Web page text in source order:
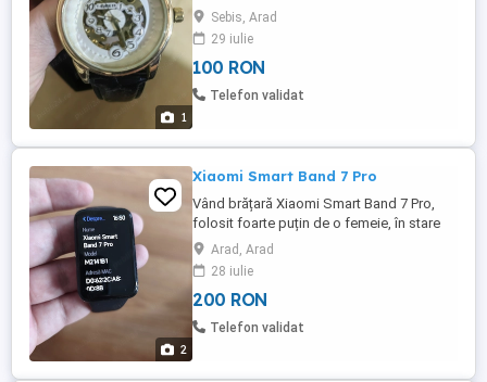
1
Sebis, Arad
29 iulie
100 RON
Telefon validat
2
Xiaomi Smart Band 7 Pro
Vând brățară Xiaomi Smart Band 7 Pro,
folosit foarte puțin de o femeie, în stare
perfectă de funcționare, cât și estetic. Se
dă împreună cu cutia și cablu de
încărcare. Predarea se face personal în
municipiul Arad, fără livrare în țară. Nu
doresc schimburi. Specificații se găsesc
Arad, Arad
28 iulie
200 RON
Telefon validat